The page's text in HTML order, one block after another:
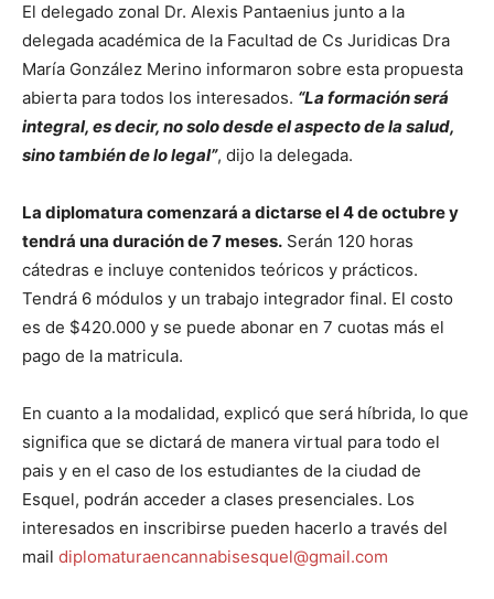
El delegado zonal Dr. Alexis Pantaenius junto a la
delegada académica de la Facultad de Cs Juridicas Dra
María González Merino informaron sobre esta propuesta
abierta para todos los interesados. “La formación será
integral, es decir, no solo desde el aspecto de la salud,
sino también de lo legal”, dijo la delegada.
La diplomatura comenzará a dictarse el 4 de octubre y
tendrá una duración de 7 meses. Serán 120 horas
cátedras e incluye contenidos teóricos y prácticos.
Tendrá 6 módulos y un trabajo integrador final. El costo
es de $420.000 y se puede abonar en 7 cuotas más el
pago de la matricula.
En cuanto a la modalidad, explicó que será híbrida, lo que
significa que se dictará de manera virtual para todo el
pais y en el caso de los estudiantes de la ciudad de
Esquel, podrán acceder a clases presenciales. Los
interesados en inscribirse pueden hacerlo a través del
mail diplomaturaencannabisesquel@gmail.com